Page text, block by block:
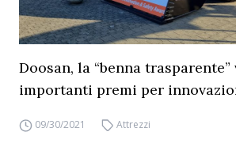
Doosan, la “benna
importanti premi per
09/30/2021 Attrezzi